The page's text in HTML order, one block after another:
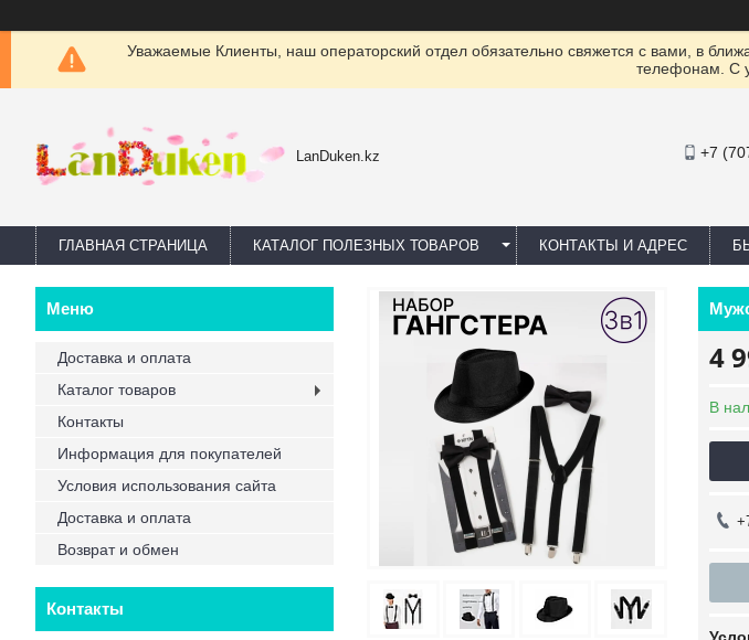
Уважаемые Клиенты, наш операторский отдел обязательно свяжется с вами, в
телефонам. С
LanDuken.kz +7
ГЛАВНАЯ СТРАНИЦА КАТАЛОГ ПОЛЕЗНЫХ ТОВАРОВ КОНТАКТЫ И АДРЕС
4
В
Доставка и оплата
Каталог товаров
Контакты
Информация для покупателей
Условия использования сайта
Доставка и оплата
Возврат и обмен
Контакты